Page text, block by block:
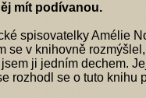
mít podívanou.
spisovatelky Amélie
se v knihovně
ji jedním dechem.
rozhodl se o tuto knihu